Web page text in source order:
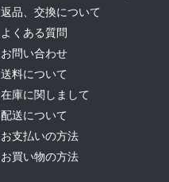
返品、交換について
よくある質問
お問い合わせ
送料について
在庫に関しまして
配送について
お支払いの方法
お買い物の方法